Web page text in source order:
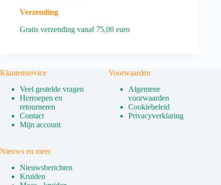
Verzending
Gratis verzending vanaf 75,00 euro
Klantenservice
Veel gestelde vragen
Herroepen en
retourneren
Contact
Mijn account
Voorwaarden
Algemene
voorwaarden
Cookiebeleid
Privacyverklaring
Nieuws en meer
Nieuwsberichten
Kruiden